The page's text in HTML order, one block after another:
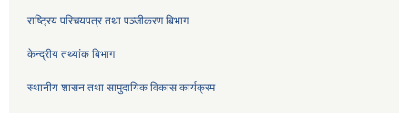
राष्ट्रिय परिचयपत्र तथा पञ्जीकरण बिभाग
केन्द्रीय तथ्यांक बिभाग
स्थानीय शासन तथा सामुदायिक विकास कार्यक्रम